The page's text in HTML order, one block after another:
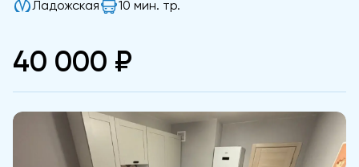
Ладожская 10 мин. тр.
40 000 ₽